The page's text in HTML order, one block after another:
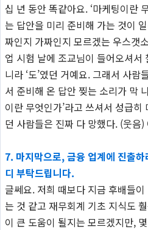
십 년 동안 똑같아요. ‘마케팅이란
는 답안을 미리 준비해 가는 것이
짜인지 가짜인지 모르겠는 우스갯
업 시험 날에 조교님이 들어오셔서
니라 ‘도’였던 거예요. 그래서 사람
서 준비해 온 답안 찢는 소리가 막
이란 무엇인가’라고 쓰셔서 성급
던 사람들은 진짜 다 망했다. (웃음
7. 마지막으로, 금융 업계에 진출
디 부탁드립니다.
글쎄요. 저희 때보다 지금 후배들
는 것 같고 재무회계 기초 지식도
이 큰 도움이 될지는 모르겠지만,